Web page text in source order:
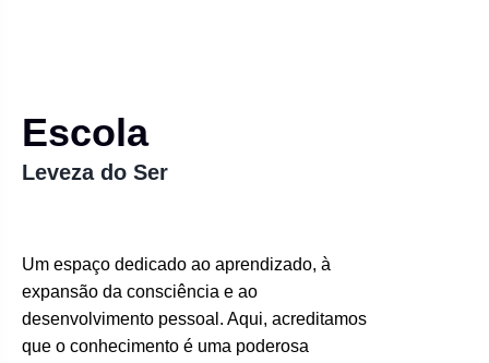
Escola
Leveza do Ser
Um espaço dedicado ao aprendizado, à
expansão da consciência e ao
desenvolvimento pessoal. Aqui, acreditamos
que o conhecimento é uma poderosa